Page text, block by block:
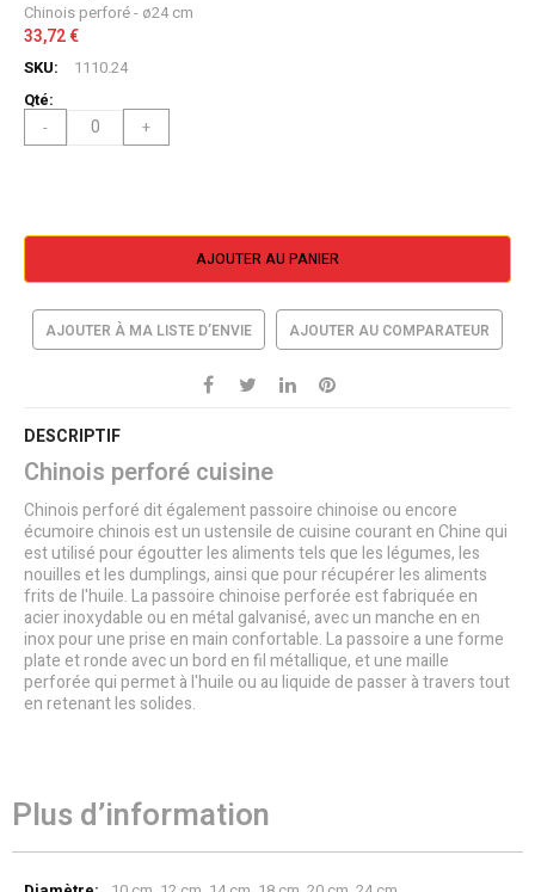
Chinois perforé - ø24 cm
33,72 €
1110.24
- +
AJOUTER AU PANIER
AJOUTER À MA LISTE D’ENVIE AJOUTER AU COMPARATEUR
DESCRIPTIF
Chinois perforé cuisine
Chinois perforé dit également passoire chinoise ou encore
écumoire chinois est un ustensile de cuisine courant en Chine qui
est utilisé pour égoutter les aliments tels que les légumes, les
nouilles et les dumplings, ainsi que pour récupérer les aliments
frits de l'huile. La passoire chinoise perforée est fabriquée en
acier inoxydable ou en métal galvanisé, avec un manche en en
inox pour une prise en main confortable. La passoire a une forme
plate et ronde avec un bord en fil métallique, et une maille
perforée qui permet à l'huile ou au liquide de passer à travers tout
en retenant les solides.
Plus d’information
Plus